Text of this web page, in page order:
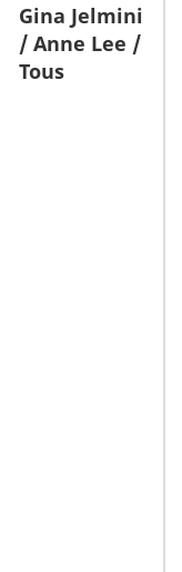
Gina Jelmini
/ Anne Lee /
Tous